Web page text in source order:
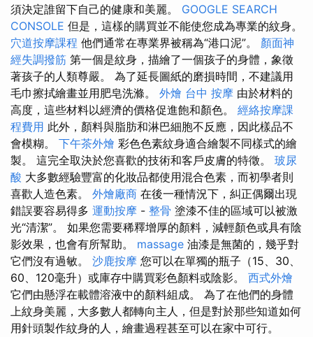
須決定誰留下自己的健康和美麗。 GOOGLE SEARCH
CONSOLE 但是，這樣的購買並不能使您成為專業的紋身。
穴道按摩課程 他們通常在專業界被稱為“港口泥”。 顏面神
經失調撥筋 第一個是紋身，描繪了一個孩子的身體，象徵
著孩子的人類尊嚴。 為了延長圖紙的磨損時間，不建議用
毛巾擦拭繪畫並用肥皂洗滌。 外燴 台中 按摩 由於材料的
高度，這些材料以經濟的價格促進飽和顏色。 經絡按摩課
程費用 此外，顏料與脂肪和淋巴細胞不反應，因此樣品不
會模糊。 下午茶外燴 彩色色素紋身適合繪製不同樣式的繪
製。 這完全取決於您喜歡的技術和客戶皮膚的特徵。 玻尿
酸 大多數經驗豐富的化妝品都使用混合色素，而初學者則
喜歡人造色素。 外燴廠商 在後一種情況下，糾正偶爾出現
錯誤要容易得多 運動按摩 - 整骨 塗漆不佳的區域可以被激
光“清潔”。 如果您需要稀釋增厚的顏料，減輕顏色或具有陰
影效果，也會有所幫助。 massage 油漆是無菌的，幾乎對
它們沒有過敏。 沙鹿按摩 您可以在單獨的瓶子（15、30、
60、120毫升）或庫存中購買彩色顏料或陰影。 西式外燴
它們由懸浮在載體溶液中的顏料組成。 為了在他們的身體
上紋身美麗，大多數人都轉向主人，但是對於那些知道如何
用針頭製作紋身的人，繪畫過程甚至可以在家中可行。